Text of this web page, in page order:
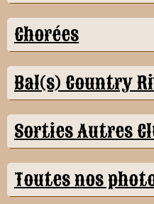
Chorées
Bal(s) Country
Sorties Autres
Toutes nos